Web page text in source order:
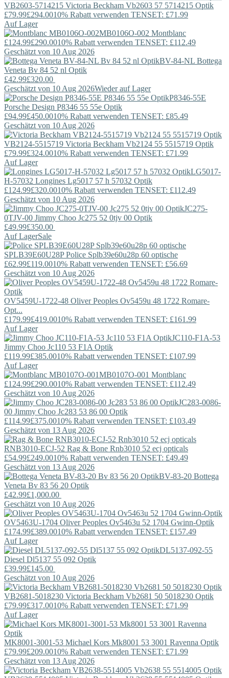
VB2603-5714215 Victoria Beckham Vb2603 57 5714215 Optik
£79.99£294.0010% Rabatt verwenden TENSET: £71.99
Auf Lager
MB0106O-002 Montblanc
£124.99£290.0010% Rabatt verwenden TENSET: £112.49
Geschätzt von 10 Aug 2026
BV-84-NL Bottega
Veneta Bv 84 52 nl Optik
£42.99£320.00
Geschätzt von 10 Aug 2026Wieder auf Lager
P8346-55E
Porsche Design P8346 55 55e Optik
£94.99£450.0010% Rabatt verwenden TENSET: £85.49
Geschätzt von 10 Aug 2026
VB2124-5515719 Victoria Beckham Vb2124 55 5515719 Optik
£79.99£324.0010% Rabatt verwenden TENSET: £71.99
Auf Lager
LG5017-
H-57032 Longines Lg5017 57 h 57032 Optik
£124.99£320.0010% Rabatt verwenden TENSET: £112.49
Geschätzt von 10 Aug 2026
JC275-
0TJV-00 Jimmy Choo Jc275 52 0tjv 00 Optik
£49.99£350.00
Auf LagerSale
SPLB39E60U28PPolice Splb39e60u28p 60 optische
£62.99£119.0010% Rabatt verwenden TENSET: £56.69
Geschätzt von 10 Aug 2026
OV5459U-1722-48 Oliver Peoples Ov5459u 48 1722 Romare-
Opt...
£179.99£419.0010% Rabatt verwenden TENSET: £161.99
Auf Lager
JC110-F1A-53
Jimmy Choo Jc110 53 F1A Optik
£119.99£385.0010% Rabatt verwenden TENSET: £107.99
Auf Lager
MB0107O-001 Montblanc
£124.99£290.0010% Rabatt verwenden TENSET: £112.49
Geschätzt von 10 Aug 2026
JC283-0086-
00 Jimmy Choo Jc283 53 86 00 Optik
£114.99£375.0010% Rabatt verwenden TENSET: £103.49
Geschätzt von 13 Aug 2026
RNB3010-ECJ-52 Rag & Bone Rnb3010 52 ecj opticals
£54.99£249.0010% Rabatt verwenden TENSET: £49.49
Geschätzt von 13 Aug 2026
BV-83-20 Bottega
Veneta Bv 83 56 20 Optik
£42.99£1,000.00
Geschätzt von 10 Aug 2026
OV5463U-1704 Oliver Peoples Ov5463u 52 1704 Gwinn-Optik
£174.99£389.0010% Rabatt verwenden TENSET: £157.49
Auf Lager
DL5137-092-55
Diesel Dl5137 55 092 Optik
£39.99£145.00
Geschätzt von 10 Aug 2026
VB2681-5018230 Victoria Beckham Vb2681 50 5018230 Optik
£79.99£317.0010% Rabatt verwenden TENSET: £71.99
Auf Lager
MK8001-3001-53 Michael Kors Mk8001 53 3001 Ravenna Optik
£79.99£209.0010% Rabatt verwenden TENSET: £71.99
Geschätzt von 13 Aug 2026